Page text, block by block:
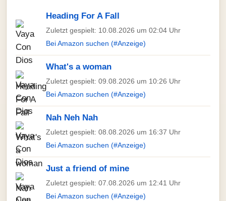
Heading For A Fall
Zuletzt gespielt: 10.08.2026 um 02:04 Uhr
Bei Amazon suchen (#Anzeige)
What's a woman
Zuletzt gespielt: 09.08.2026 um 10:26 Uhr
Bei Amazon suchen (#Anzeige)
Nah Neh Nah
Zuletzt gespielt: 08.08.2026 um 16:37 Uhr
Bei Amazon suchen (#Anzeige)
Just a friend of mine
Zuletzt gespielt: 07.08.2026 um 12:41 Uhr
Bei Amazon suchen (#Anzeige)